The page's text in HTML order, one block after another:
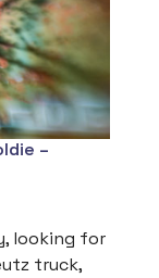
–
looking for
truck,